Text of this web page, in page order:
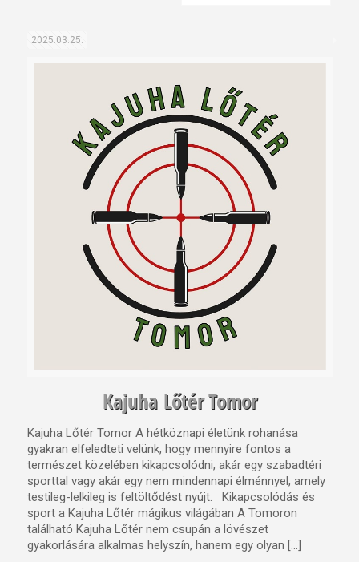
2025.03.25.
Kajuha Lőtér Tomor
Kajuha Lőtér Tomor A hétköznapi életünk rohanása
gyakran elfeledteti velünk, hogy mennyire fontos a
természet közelében kikapcsolódni, akár egy szabadtéri
sporttal vagy akár egy nem mindennapi élménnyel, amely
testileg-lelkileg is feltöltődést nyújt. Kikapcsolódás és
sport a Kajuha Lőtér mágikus világában A Tomoron
található Kajuha Lőtér nem csupán a lövészet
gyakorlására alkalmas helyszín, hanem egy olyan […]